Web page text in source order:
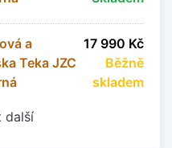
a
Teka JZC
17 990 Kč
Běžně
skladem
další